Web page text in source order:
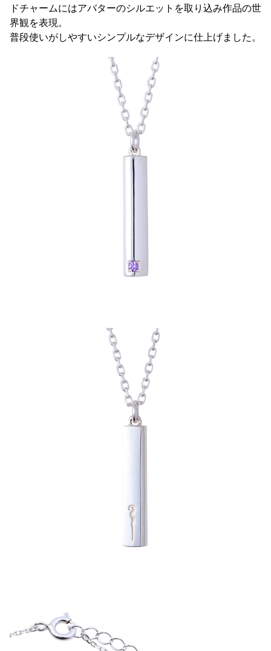
ドチャームにはアバターのシルエットを取り込み作品の世
界観を表現。
普段使いがしやすいシンプルなデザインに仕上げました。